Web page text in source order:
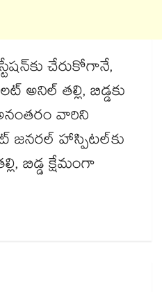
చేరుకోగానే,
అనిల్​ తల్లి, బిడ్డకు
వారిని
జనరల్​ హాస్పిటల్​కు
బిడ్డ క్షేమంగా